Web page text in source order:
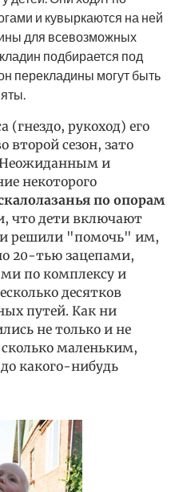
и кувыркаются на ней
для всевозможных
подбирается под
перекладины могут быть
рукоход) его
второй сезон, зато
Неожиданным и
некоторого
по опорам
что дети включают
решили "помочь" им,
20-тью зацепами,
по комплексу и
десятков
путей. Как ни
не только и не
маленьким,
какого-нибудь